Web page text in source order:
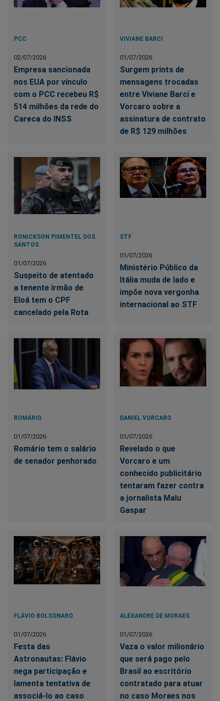
PCC
02/07/2026
Empresa sancionada
nos EUA por vínculo
com o PCC recebeu R$
514 milhões da rede do
Careca do INSS
VIVIANE BARCI
01/07/2026
Surgem prints de
mensagens trocadas
entre Viviane Barci e
Vorcaro sobre a
assinatura de contrato
de R$ 129 milhões
RONICKSON PIMENTEL DOS
SANTOS
01/07/2026
Suspeito de atentado
a tenente irmão de
Eloá tem o CPF
cancelado pela Rota
STF
01/07/2026
Ministério Público da
Itália muda de lado e
impõe nova vergonha
internacional ao STF
ROMÁRIO
01/07/2026
Romário tem o salário
de senador penhorado
DANIEL VORCARO
01/07/2026
Revelado o que
Vorcaro e um
conhecido publicitário
tentaram fazer contra
a jornalista Malu
Gaspar
FLÁVIO BOLSONARO
01/07/2026
Festa das
Astronautas: Flávio
nega participação e
lamenta tentativa de
associá-lo ao caso
ALEXANDRE DE MORAES
01/07/2026
Vaza o valor milionário
que será pago pelo
Brasil ao escritório
contratado para atuar
no caso Moraes nos